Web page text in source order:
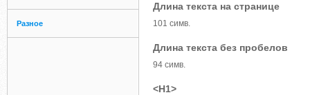
Разное
Длина текста на странице
101 симв.
Длина текста без пробелов
94 симв.
<H1>